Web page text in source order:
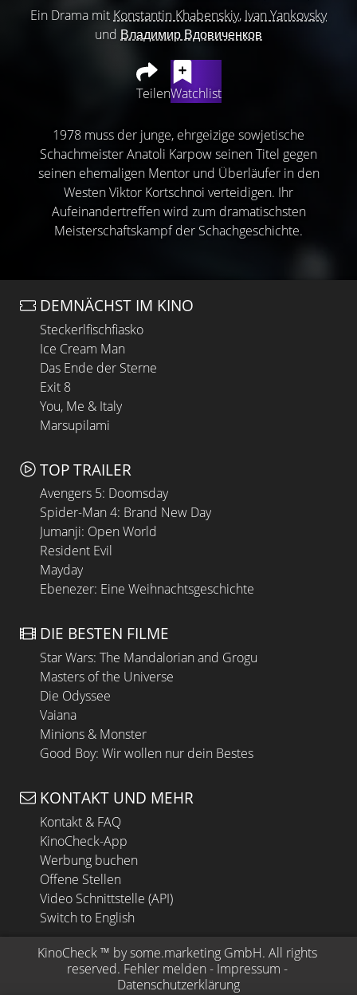
Ein Drama mit Konstantin Khabenskiy, Ivan Yankovsky
und Владимир Вдовиченков
TeilenWatchlist
1978 muss der junge, ehrgeizige sowjetische
Schachmeister Anatoli Karpow seinen Titel gegen
seinen ehemaligen Mentor und Überläufer in den
Westen Viktor Kortschnoi verteidigen. Ihr
Aufeinandertreffen wird zum dramatischsten
Meisterschaftskampf der Schachgeschichte.
DEMNÄCHST IM KINO
Steckerlfischfiasko
Ice Cream Man
Das Ende der Sterne
Exit 8
You, Me & Italy
Marsupilami
TOP TRAILER
Avengers 5: Doomsday
Spider-Man 4: Brand New Day
Jumanji: Open World
Resident Evil
Mayday
Ebenezer: Eine Weihnachtsgeschichte
DIE BESTEN FILME
Star Wars: The Mandalorian and Grogu
Masters of the Universe
Die Odyssee
Vaiana
Minions & Monster
Good Boy: Wir wollen nur dein Bestes
KONTAKT UND MEHR
Kontakt & FAQ
KinoCheck-App
Werbung buchen
Offene Stellen
Video Schnittstelle (API)
Switch to English
KinoCheck ™ by some.marketing GmbH. All rights
reserved. Fehler melden - Impressum -
Datenschutzerklärung